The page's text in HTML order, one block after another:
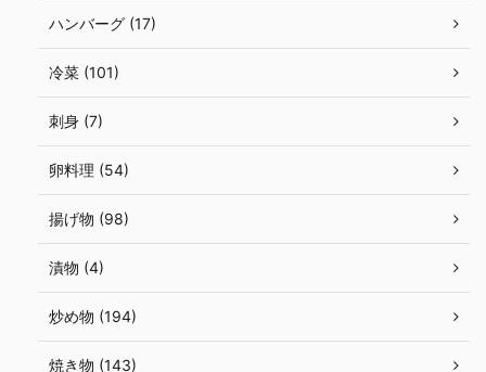
ハンバーグ (17)
冷菜 (101)
刺身 (7)
卵料理 (54)
揚げ物 (98)
漬物 (4)
炒め物 (194)
焼き物 (143)